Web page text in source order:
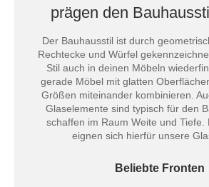
prägen den
Der Bauhausstil ist durch
Rechtecke und Würfel
Stil auch in deinen Möbeln
gerade Möbel mit glatten
Größen miteinander kombinieren.
Glaselemente sind typisch für den
schaffen im Raum Weite und Tiefe.
eignen sich hierfür unsere
Beliebte Fronten